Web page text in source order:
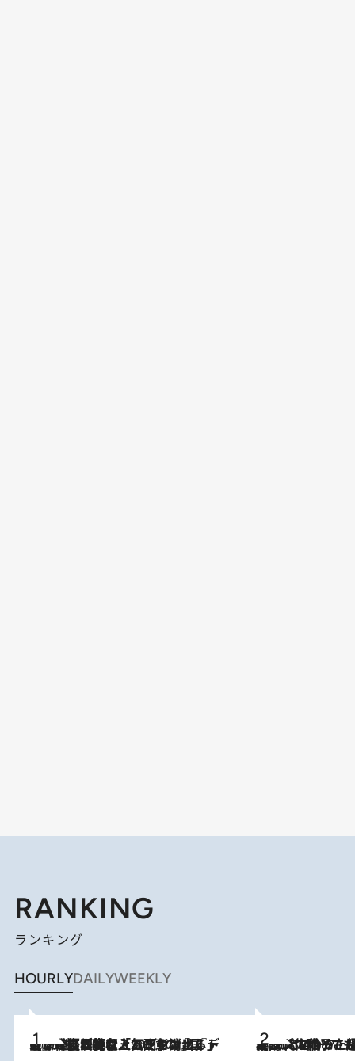
RANKING
ランキング
HOURLYDAILYWEEKLY
2026.8.5
【なぜ吉沢亮は「気配を消せる」のか？】興行収入208億の『国宝』を経て挑むミュージカル『ディア・エヴァン・ハンセン』。トップ俳優が舞台上でさらけ出した“孤独”とは 2026.8.5
【阿川佐和子さんの年とる力】なぜ70代で始めた趣味は“こんなに楽しい”のか？ ピアノ、俳句…スランプに陥っても続けられる“ある秘訣”とは